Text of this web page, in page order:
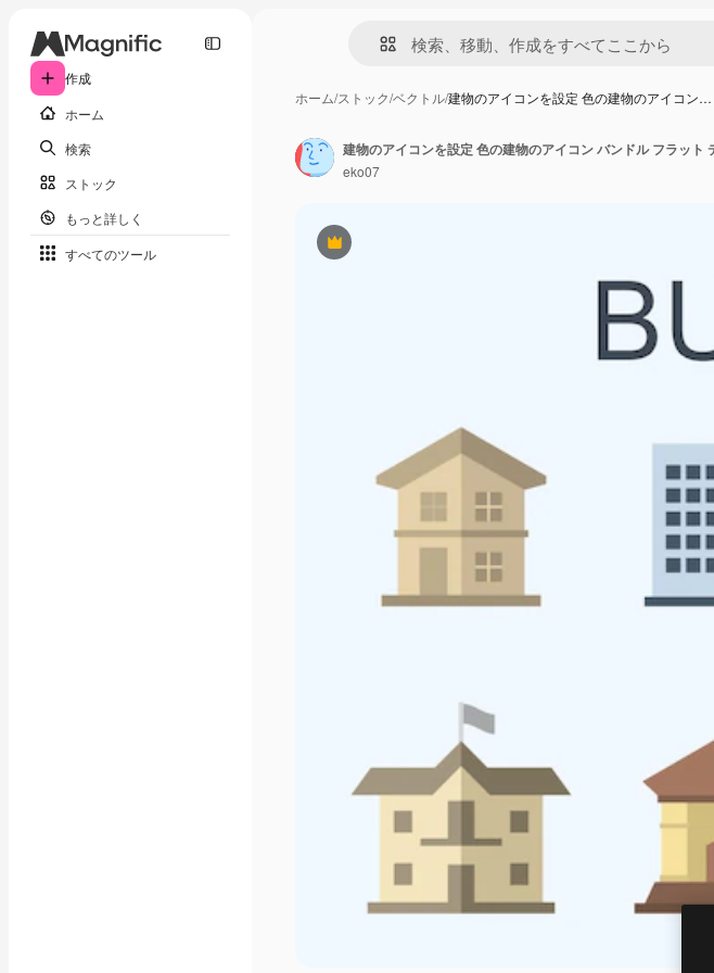
作成
ホーム
検索
ストック
もっと詳しく
すべてのツール
ホーム/ストック/ベクトル/建物のアイコンを設定 色の建物のアイコン…
Premium
eko07